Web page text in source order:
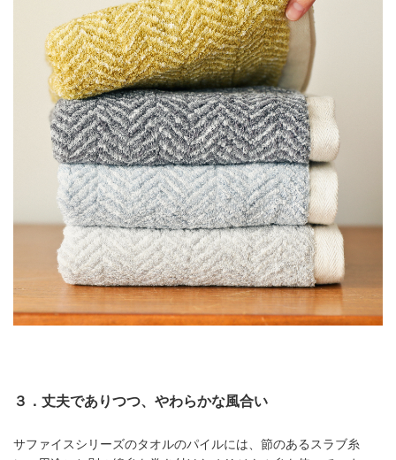
３．丈夫でありつつ、やわらかな風合い
サファイスシリーズのタオルのパイルには、節のあるスラブ糸